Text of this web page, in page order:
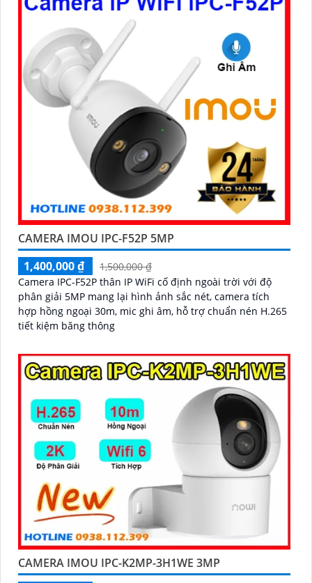
CAMERA IMOU IPC-F52P 5MP
1,400,000 ₫
1,500,000 ₫
Camera IPC-F52P thân IP WiFi cố định ngoài trời với độ
phân giải 5MP mang lại hình ảnh sắc nét, camera tích
hợp hồng ngoại 30m, mic ghi âm, hỗ trợ chuẩn nén H.265
tiết kiệm băng thông
CAMERA IMOU IPC-K2MP-3H1WE 3MP